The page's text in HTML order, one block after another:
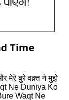
Time
मेरे बुरे वक़्त ने मुझे
Ne Duniya Ko
Waqt Ne